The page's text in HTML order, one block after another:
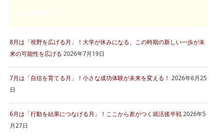
8月は「視野を広げる月」！大学が休みになる、この時期の新しい一歩が未
来の可能性を広げる 2026年7月19日
7月は「自信を育てる月」！小さな成功体験が未来を変える！ 2026年6月25
日
6月は「行動を結果につなげる月」！ここから差がつく就活後半戦2026年5
月27日